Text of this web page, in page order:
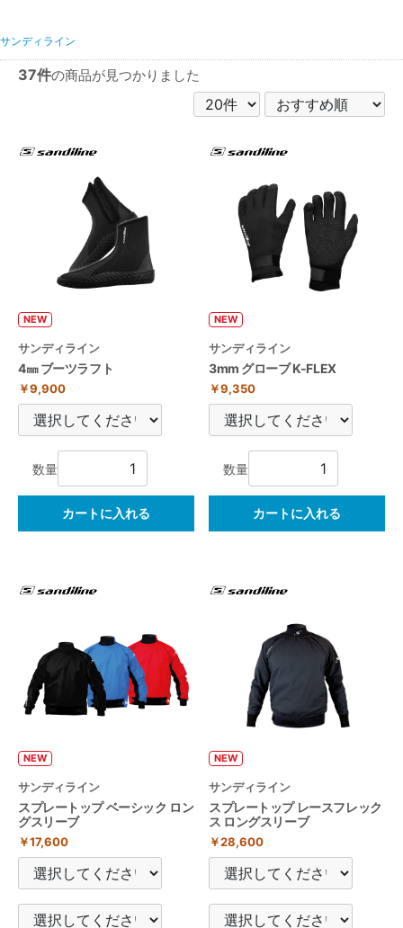
サンディライン
37件の商品が見つかりました
NEW
サンディライン
4㎜ ブーツラフト
￥9,900
数量
カートに入れる
NEW
サンディライン
3mm グローブ K-FLEX
￥9,350
数量
カートに入れる
NEW
サンディライン
スプレートップ ベーシック ロン
グスリーブ
￥17,600
NEW
サンディライン
スプレートップ レースフレック
ス ロングスリーブ
￥28,600